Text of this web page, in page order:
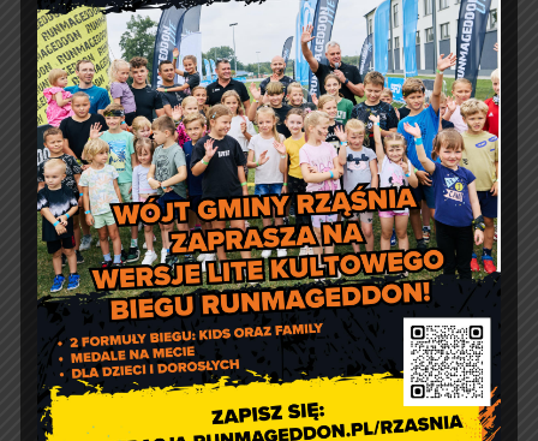
Artur Ruka Comment off
Relacja z Pikniku Rodzinnego
w Suchowoli
Kontakt
Urząd Gminy w Rząśni
ul. 1 Maja 37
98 – 332 Rząśnia
e-doręczenia:
AE:PL-57726-56911-GBSAJ-23